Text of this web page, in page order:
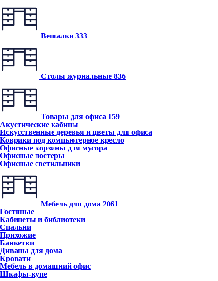
Вешалки 333
Столы журнальные 836
Товары для офиса 159
Акустические кабины
Искусственные деревья и цветы для офиса
Коврики под компьютерное кресло
Офисные корзины для мусора
Офисные постеры
Офисные светильники
Мебель для дома 2061
Гостиные
Кабинеты и библиотеки
Спальни
Прихожие
Банкетки
Диваны для дома
Кровати
Мебель в домашний офис
Шкафы-купе